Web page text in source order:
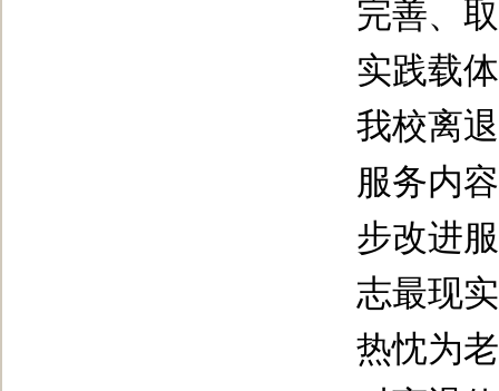
完善、
实践载
我校离
服务内
步改进
志最现
热忱为